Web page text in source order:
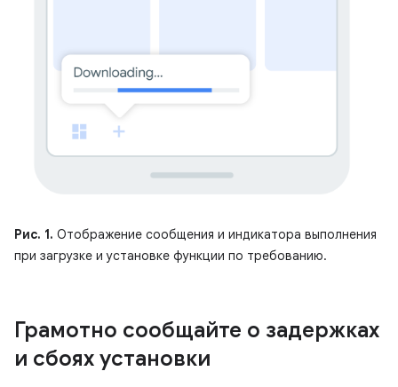
Рис. 1. Отображение сообщения и индикатора выполнения
при загрузке и установке функции по требованию.
Грамотно сообщайте о задержках
и сбоях установки